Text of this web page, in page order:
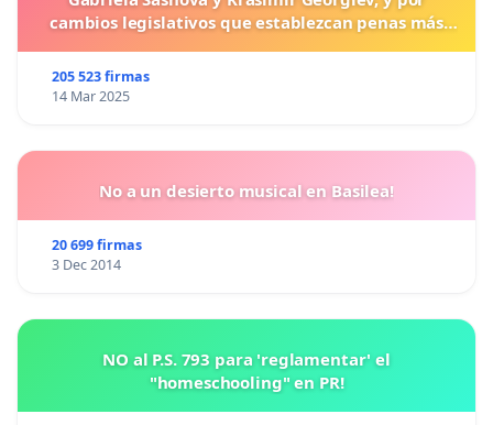
cambios legislativos que establezcan penas más
205 523 firmas
14 Mar 2025
No a un desierto musical en Basilea!
20 699 firmas
3 Dec 2014
NO al P.S. 793 para 'reglamentar' el
"homeschooling" en PR!